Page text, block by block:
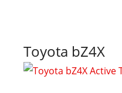
Toyota bZ4X